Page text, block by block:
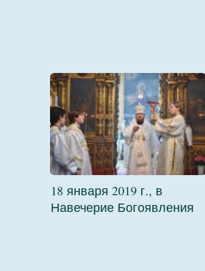
18 января 2019 г., в
Навечерие Богоявления